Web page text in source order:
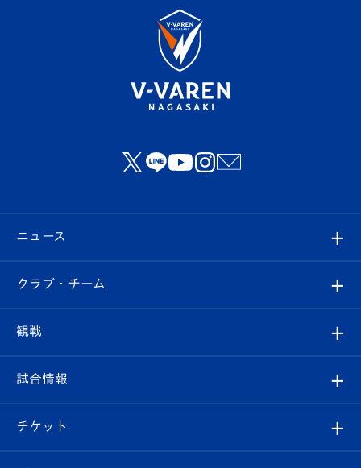
ニュース
すべて
クラブ
試合情報
クラブ・チーム
クラブ概要
エンブレム紹介
観戦
観戦ルール
はじめての観戦ガイド
試合情報
試合日程/結果
チケット